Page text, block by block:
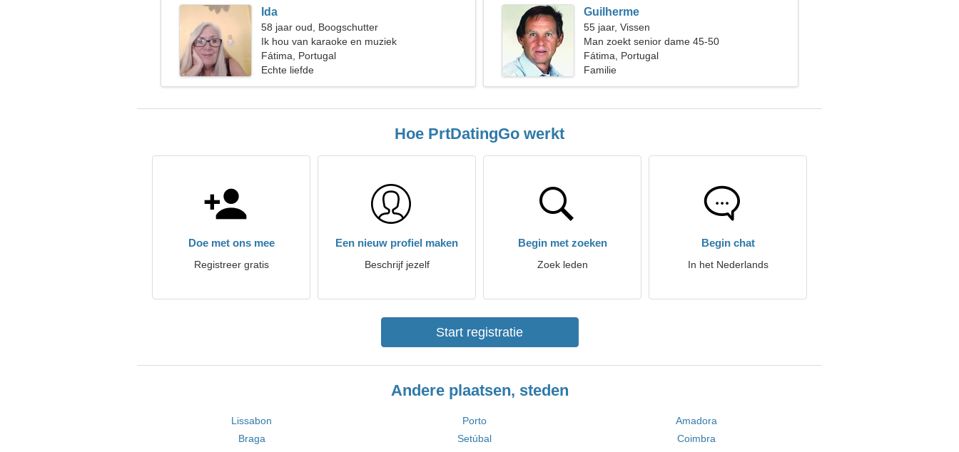
Ida
58 jaar oud, Boogschutter
Ik hou van karaoke en muziek
Fátima, Portugal
Echte liefde
Guilherme
55 jaar, Vissen
Man zoekt senior dame 45-50
Fátima, Portugal
Familie
Hoe PrtDatingGo werkt
Doe met ons mee
Registreer gratis
Een nieuw profiel maken
Beschrijf jezelf
Begin met zoeken
Zoek leden
Begin chat
In het Nederlands
Start registratie
Andere plaatsen, steden
Lissabon Porto
Amadora
Braga
Setúbal
Coimbra